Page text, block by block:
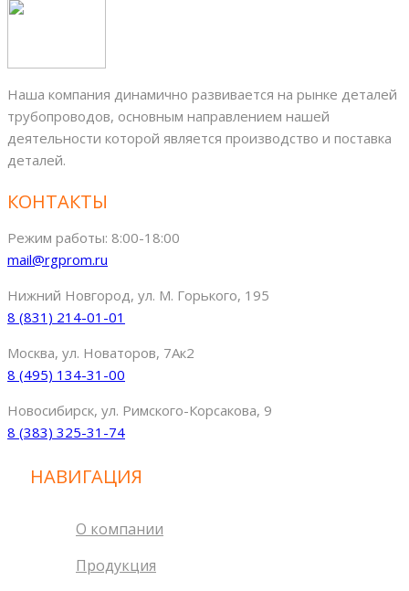
Наша компания динамично развивается на рынке деталей
трубопроводов, основным направлением нашей
деятельности которой является производство и поставка
деталей.
КОНТАКТЫ
Режим работы: 8:00-18:00
mail@rgprom.ru
Нижний Новгород, ул. М. Горького, 195
8 (831) 214-01-01
Москва, ул. Новаторов, 7Ак2
8 (495) 134-31-00
Новосибирск, ул. Римского-Корсакова, 9
8 (383) 325-31-74
НАВИГАЦИЯ
О компании
Продукция